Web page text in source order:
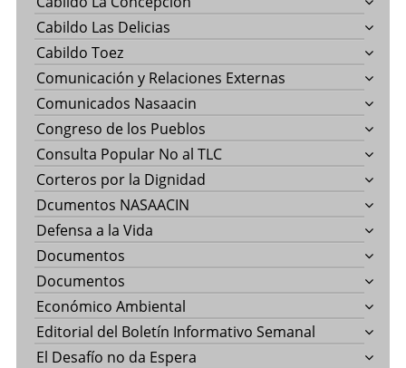
Cabildo Las Delicias
Cabildo Toez
Comunicación y Relaciones Externas
Comunicados Nasaacin
Congreso de los Pueblos
Consulta Popular No al TLC
Corteros por la Dignidad
Dcumentos NASAACIN
Defensa a la Vida
Documentos
Documentos
Económico Ambiental
Editorial del Boletín Informativo Semanal
El Desafío no da Espera